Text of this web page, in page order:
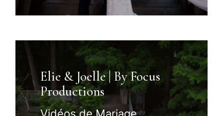
Elie & Joelle | By Focus
Productions
Vidéos de Mariage